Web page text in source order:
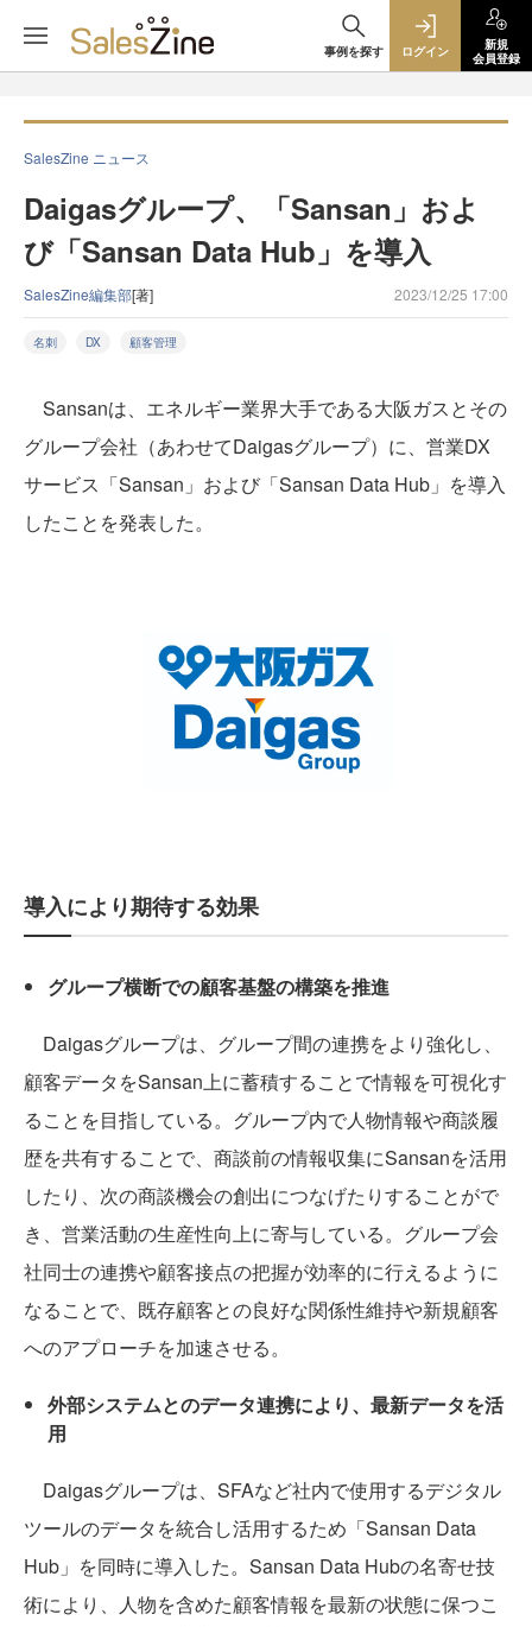
事例を探す ログイン
新規
会員登録
SalesZine ニュース
Daigasグループ、「Sansan」およ
び「Sansan Data Hub」を導入
SalesZine編集部[著] 2023/12/25 17:00
名刺 DX 顧客管理
Sansanは、エネルギー業界大手である大阪ガスとその
グループ会社（あわせてDaigasグループ）に、営業DX
サービス「Sansan」および「Sansan Data Hub」を導入
したことを発表した。
導入により期待する効果
グループ横断での顧客基盤の構築を推進
Daigasグループは、グループ間の連携をより強化し、
顧客データをSansan上に蓄積することで情報を可視化す
ることを目指している。グループ内で人物情報や商談履
歴を共有することで、商談前の情報収集にSansanを活用
したり、次の商談機会の創出につなげたりすることがで
き、営業活動の生産性向上に寄与している。グループ会
社同士の連携や顧客接点の把握が効率的に行えるように
なることで、既存顧客との良好な関係性維持や新規顧客
へのアプローチを加速させる。
外部システムとのデータ連携により、最新データを活
用
Daigasグループは、SFAなど社内で使用するデジタル
ツールのデータを統合し活用するため「Sansan Data
Hub」を同時に導入した。Sansan Data Hubの名寄せ技
術により、人物を含めた顧客情報を最新の状態に保つこ